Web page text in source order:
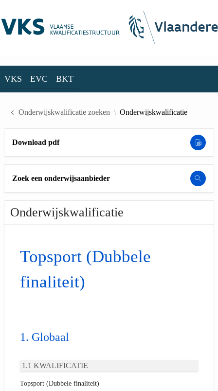
VKS EVC BKT
Onderwijskwalificatie zoeken Onderwijskwalificatie
Download pdf
Zoek een onderwijsaanbieder
Onderwijskwalificatie
Topsport (Dubbele
finaliteit)
Globaal
KWALIFICATIE
Topsport (Dubbele finaliteit)